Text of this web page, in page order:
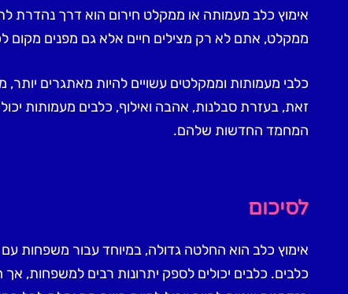
אימוץ כלב מעמותה או ממקלט חירום הוא דרך נהדרת
ממקלט, אתם לא רק מצילים חיים אלא גם מפנים מקום
כלבי מעמותות וממקלטים עשויים להיות מאתגרים
זאת, בעזרת סבלנות, אהבה ואילוף, כלבים מעמותות
המחמד החדשות שלהם.
לסיכום
אימוץ כלב הוא החלטה גדולה, במיוחד עבור משפחות עם
כלבים. כלבים יכולים לספק יתרונות רבים למשפחות,